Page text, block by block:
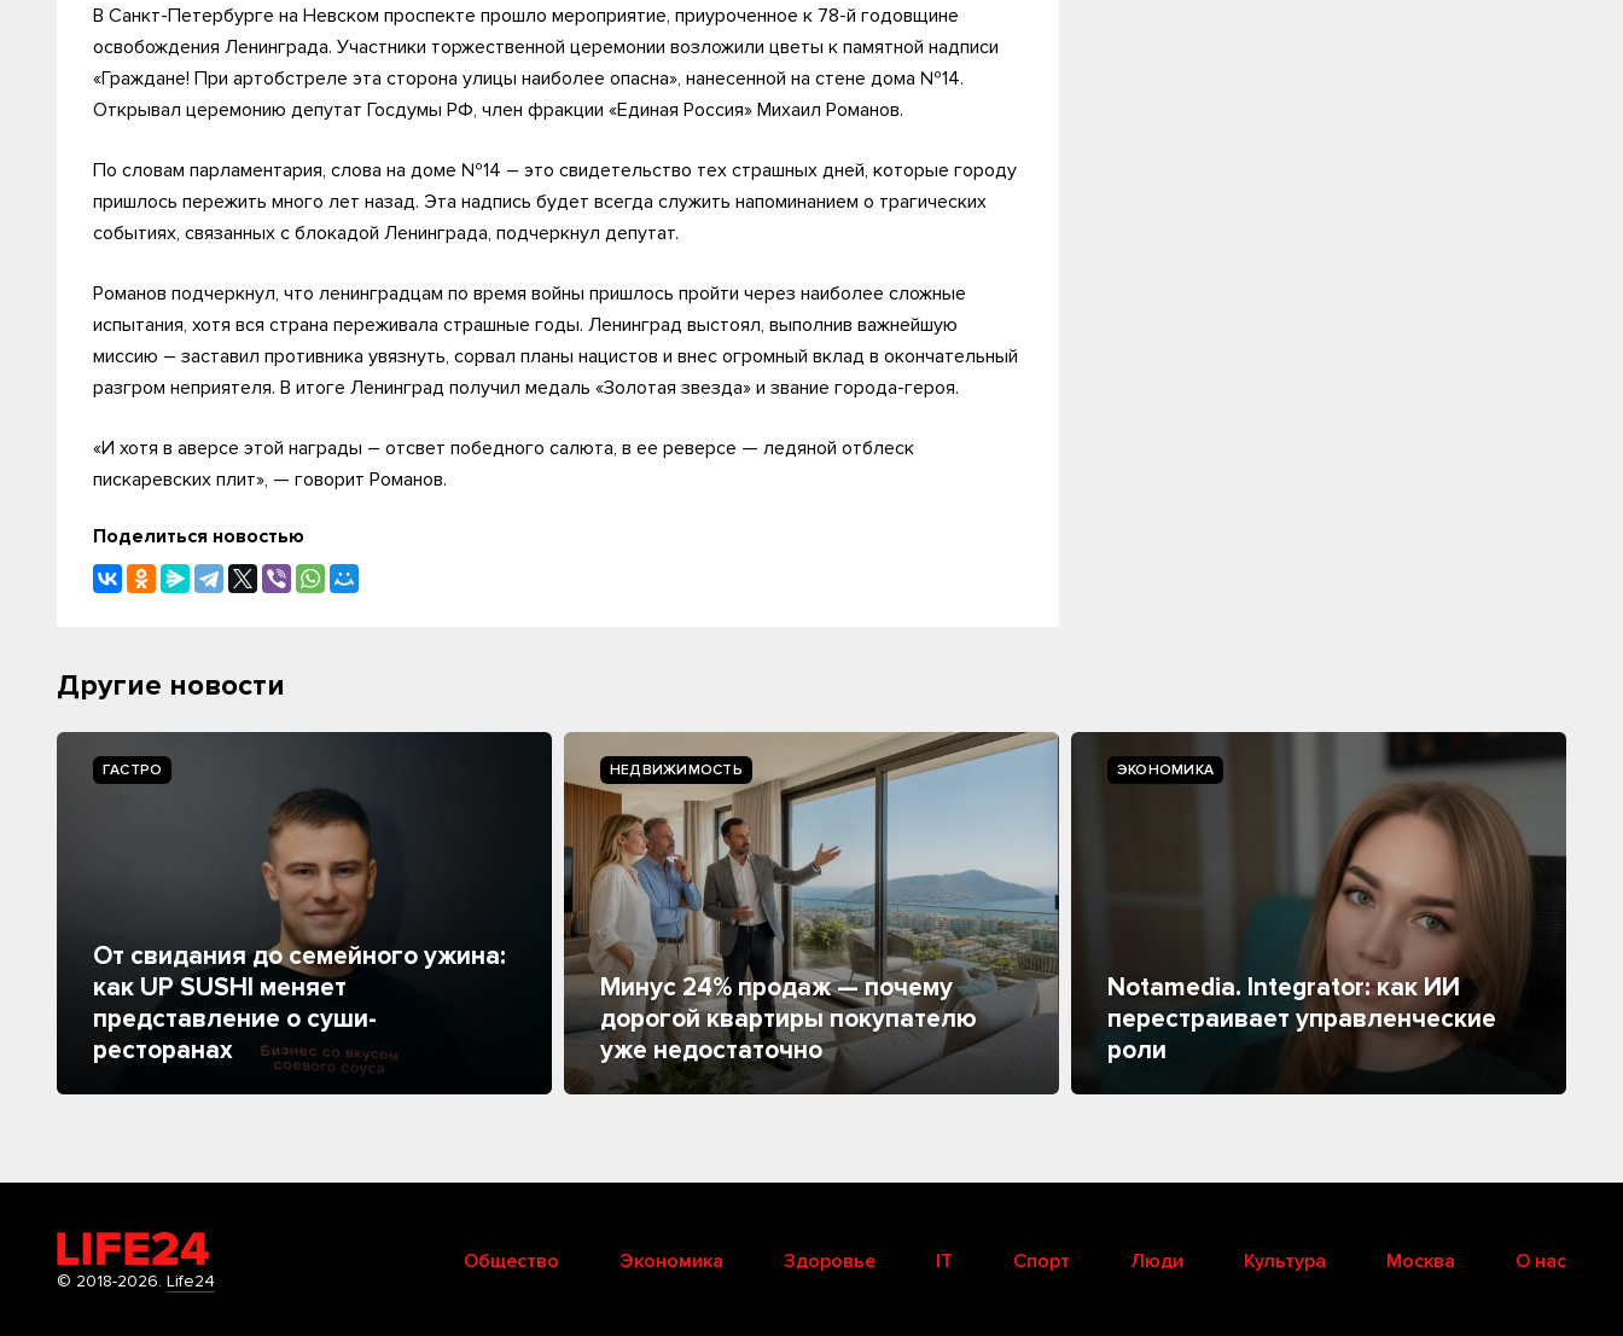
В Санкт-Петербурге на Невском проспекте прошло мероприятие, приуроченное к 78-й годовщине
освобождения Ленинграда. Участники торжественной церемонии возложили цветы к памятной надписи
«Граждане! При артобстреле эта сторона улицы наиболее опасна», нанесенной на стене дома №14.
Открывал церемонию депутат Госдумы РФ, член фракции «Единая Россия» Михаил Романов.
По словам парламентария, слова на доме №14 – это свидетельство тех страшных дней, которые городу
пришлось пережить много лет назад. Эта надпись будет всегда служить напоминанием о трагических
событиях, связанных с блокадой Ленинграда, подчеркнул депутат.
Романов подчеркнул, что ленинградцам по время войны пришлось пройти через наиболее сложные
испытания, хотя вся страна переживала страшные годы. Ленинград выстоял, выполнив важнейшую
миссию – заставил противника увязнуть, сорвал планы нацистов и внес огромный вклад в окончательный
разгром неприятеля. В итоге Ленинград получил медаль «Золотая звезда» и звание города-героя.
«И хотя в аверсе этой награды – отсвет победного салюта, в ее реверсе — ледяной отблеск
пискаревских плит», — говорит Романов.
Поделиться новостью
Другие новости
ГАСТРО
От свидания до семейного ужина:
как UP SUSHI меняет
представление о суши-
ресторанах
НЕДВИЖИМОСТЬ
Минус 24% продаж — почему
дорогой квартиры покупателю
уже недостаточно
ЭКОНОМИКА
Notamedia. Integrator: как ИИ
перестраивает управленческие
роли
© 2018-2026. Life24
Общество Экономика Здоровье IT Спорт Люди Культура Москва О нас